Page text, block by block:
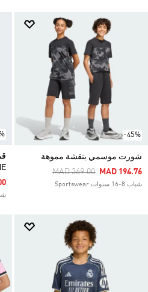
-45%
شورت موسمي بنقشة مموهة
Price Reduced From
MAD 369.00ToMAD 194.76
شباب 8-16 سنوات Sportswear
شباب 8-